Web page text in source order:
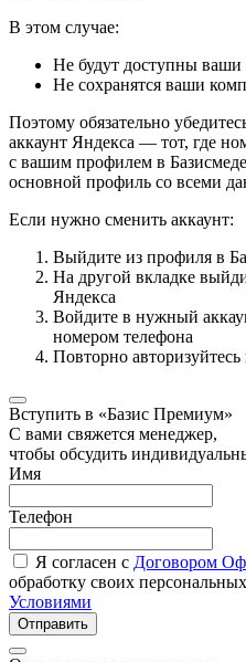
В этом случае:
Не будут доступны ваши
Не сохранятся ваши
Поэтому обязательно
аккаунт Яндекса — тот, где
с вашим профилем в
основной профиль со всеми
Если нужно сменить аккаунт:
Выйдите из профиля в
На другой вкладке
Яндекса
Войдите в нужный
номером телефона
Повторно
Вступить в «Базис Премиум»
С вами свяжется менеджер,
чтобы обсудить
Имя
Телефон
Я согласен с Договором
обработку своих
Условиями
Отправить